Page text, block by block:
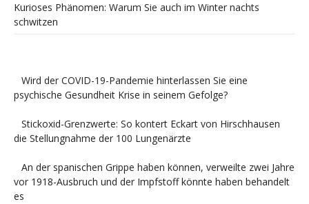
Kurioses Phänomen: Warum Sie auch im Winter nachts
schwitzen
Wird der COVID-19-Pandemie hinterlassen Sie eine
psychische Gesundheit Krise in seinem Gefolge?
Stickoxid-Grenzwerte: So kontert Eckart von Hirschhausen
die Stellungnahme der 100 Lungenärzte
An der spanischen Grippe haben können, verweilte zwei Jahre
vor 1918-Ausbruch und der Impfstoff könnte haben behandelt
es